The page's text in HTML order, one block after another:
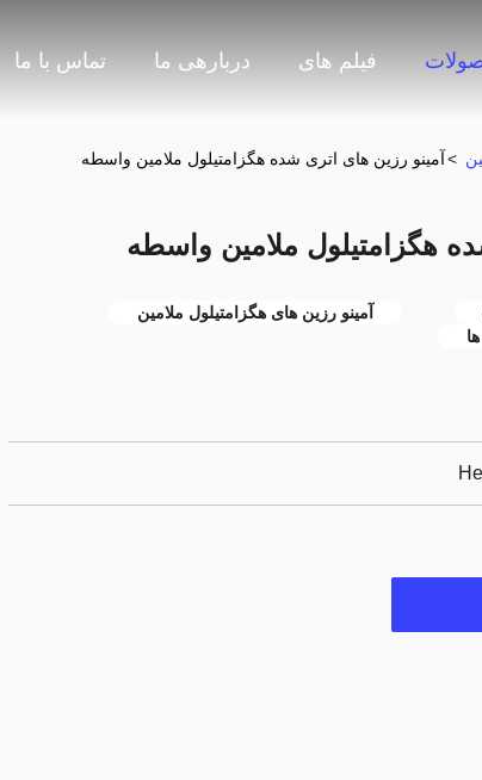
فیلم های دربارهی ما تماس با ما
>آمینو رزین های اتری شده هگزامتیلول ملامین واسطه
هگزامتیلول ملامین واسطه
آمینو رزین های هگزامتیلول ملامین